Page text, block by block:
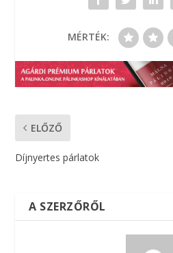
MÉRTÉK:
ELŐZŐ
Díjnyertes párlatok
A SZERZŐRŐL